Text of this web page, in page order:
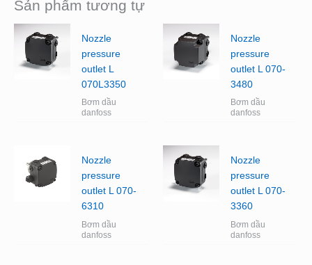
Sản phẩm tương tự
Nozzle
pressure
outlet L
070L3350
Bơm dầu
danfoss
Nozzle
pressure
outlet L 070-
3480
Bơm dầu
danfoss
Nozzle
pressure
outlet L 070-
6310
Bơm dầu
danfoss
Nozzle
pressure
outlet L 070-
3360
Bơm dầu
danfoss